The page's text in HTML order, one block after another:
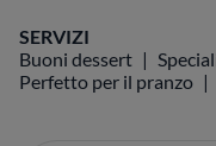
SERVIZI
Buoni dessert
Perfetto per il pranzo